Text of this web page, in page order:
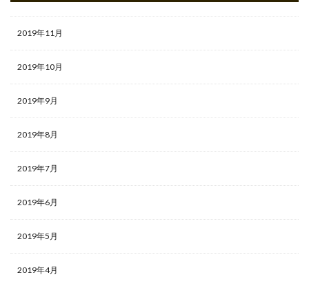
2019年11月
2019年10月
2019年9月
2019年8月
2019年7月
2019年6月
2019年5月
2019年4月